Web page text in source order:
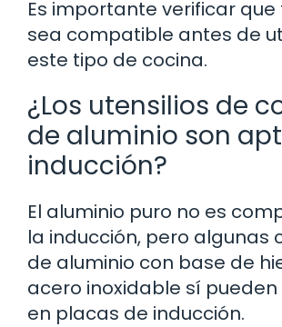
Es importante verificar que
sea compatible antes de
este tipo de cocina.
¿Los utensilios de
de aluminio son
inducción?
El aluminio puro no es
la inducción, pero algunas
de aluminio con base de
acero inoxidable sí
en placas de inducción.